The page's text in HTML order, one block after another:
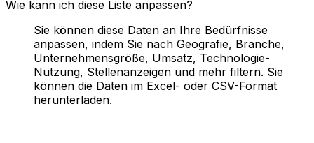
Wie kann ich diese Liste anpassen?
Sie können diese Daten an Ihre Bedürfnisse
anpassen, indem Sie nach Geografie, Branche,
Unternehmensgröße, Umsatz, Technologie-
Nutzung, Stellenanzeigen und mehr filtern. Sie
können die Daten im Excel- oder CSV-Format
herunterladen.